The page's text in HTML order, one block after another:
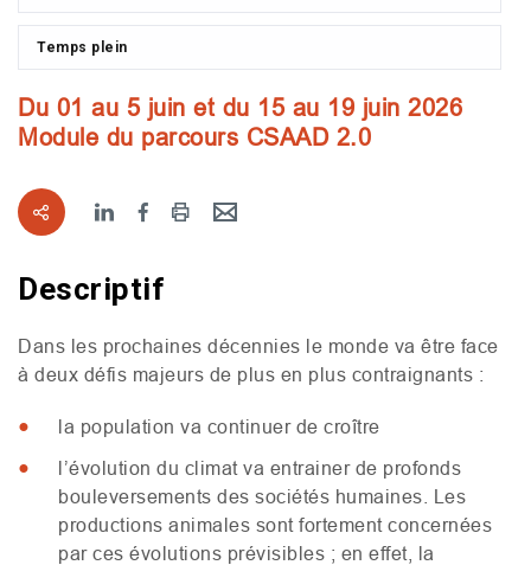
Temps plein
Du 01 au 5 juin et du 15 au 19 juin 2026
Module du parcours CSAAD2.0
Descriptif
Dans les prochaines décennies le monde va être face
à deux défis majeurs de plus en plus contraignants :
la population va continuer de croître
l’évolution du climat va entrainer de profonds
bouleversements des sociétés humaines. Les
productions animales sont fortement concernées
par ces évolutions prévisibles ; en effet, la